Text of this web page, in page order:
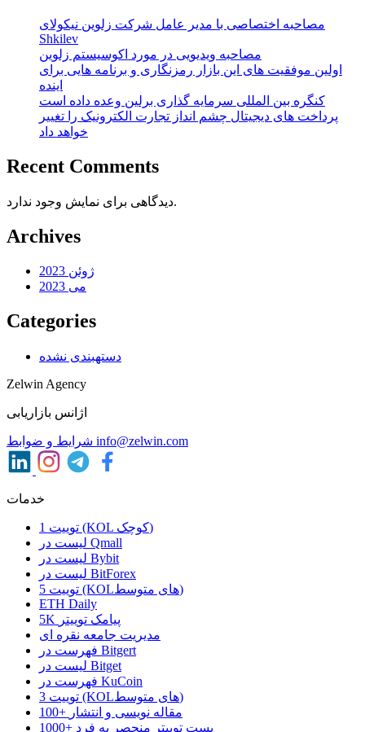
مصاحبه اختصاصی با مدیر عامل شرکت زلوین نیکولای
Shkilev
مصاحبه ویدیویی در مورد اکوسیستم زلوین
اولین موفقیت های این بازار رمزنگاری و برنامه هایی برای
اینده
کنگره بین المللی سرمایه گذاری برلین وعده داده است
پرداخت های دیجیتال چشم انداز تجارت الکترونیک را تغییر
خواهد داد
Recent Comments
دیدگاهی برای نمایش وجود ندارد.
Archives
ژوئن 2023
می 2023
Categories
دستهبندی نشده
Zelwin Agency
اژانس بازاریابی
info@zelwin.com
خدمات
1 توییت (KOL کوچک)
لیست در Qmall
لیست در Bybit
لیست در BitForex
5 توییت (KOLهای متوسط)
ETH Daily
5K پیامک توییتر
مدیریت جامعه نقره ای
فهرست در Bitgert
لیست در Bitget
فهرست در KuCoin
3 توییت (KOLهای متوسط)
100+ مقاله نویسی و انتشار
1000+ پست توییتر منحصر به فرد